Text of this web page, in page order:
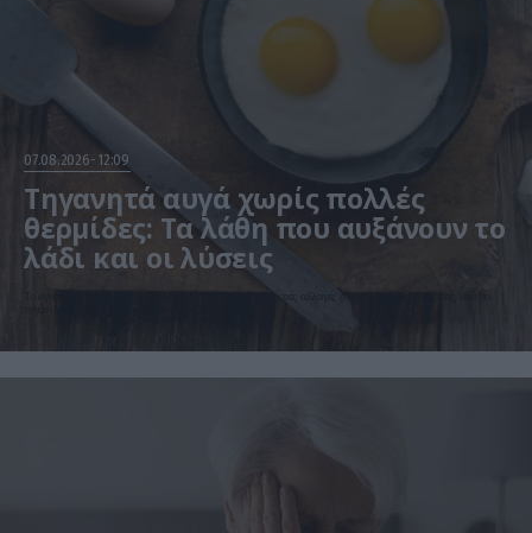
07.08.2026 12:09
Τηγανητά αυγά χωρίς πολλές
θερμίδες: Τα λάθη που αυξάνουν το
λάδι και οι λύσεις